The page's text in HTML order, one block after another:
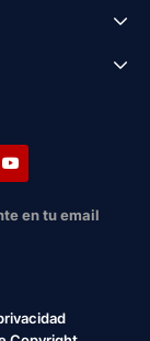
en tu email